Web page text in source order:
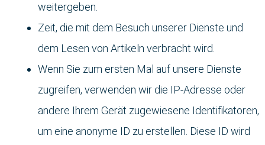
weitergeben.
Zeit, die mit dem Besuch unserer Dienste und
dem Lesen von Artikeln verbracht wird.
Wenn Sie zum ersten Mal auf unsere Dienste
zugreifen, verwenden wir die IP-Adresse oder
andere Ihrem Gerät zugewiesene Identifikatoren,
um eine anonyme ID zu erstellen. Diese ID wird